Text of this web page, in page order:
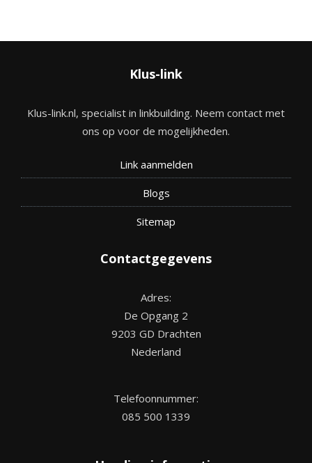
Klus-link
Klus-link.nl, specialist in linkbuilding. Neem contact met
ons op voor de mogelijkheden.
Link aanmelden
Blogs
Sitemap
Contactgegevens
Adres:
De Opgang 2
9203 GD Drachten
Nederland
Telefoonnummer:
085 500 1339